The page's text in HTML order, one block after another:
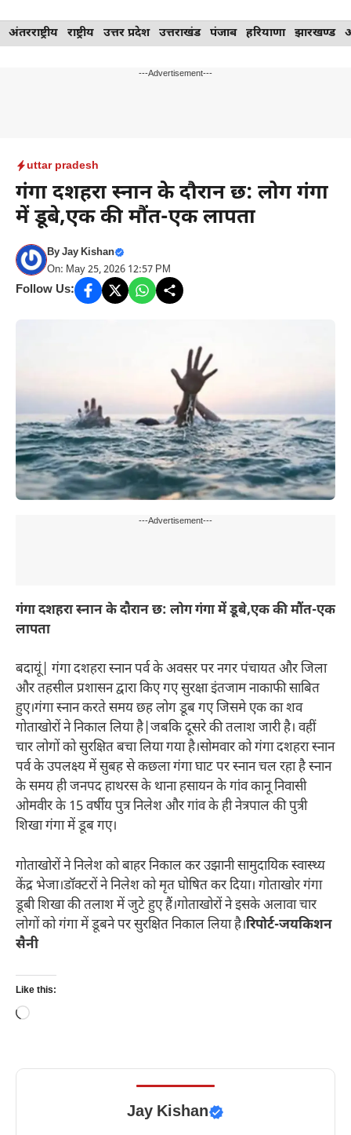
Skip
to
अंतरराष्ट्रीय राष्ट्रीय उत्तर प्रदेश उत्तराखंड पंजाब हरियाणा झारखण्ड
---Advertisement---
uttar pradesh
गंगा दशहरा स्नान के दौरान छ: लोग गंगा
में डूबे,एक की मौंत-एक लापता
ByJay Kishan
On: May 25, 2026 12:57 PM
Follow Us:
---Advertisement---
गंगा दशहरा स्नान के दौरान छ: लोग गंगा में डूबे,एक की मौंत-एक
लापता
बदायूं| गंगा दशहरा स्नान पर्व के अवसर पर नगर पंचायत और जिला
और तहसील प्रशासन द्वारा किए गए सुरक्षा इंतजाम नाकाफी साबित
हुए।गंगा स्नान करते समय छह लोग डूब गए जिसमे एक का शव
गोताखोरों ने निकाल लिया है|जबकि दूसरे की तलाश जारी है। वहीं
चार लोगों को सुरक्षित बचा लिया गया है।सोमवार को गंगा दशहरा स्नान
पर्व के उपलक्ष्य में सुबह से कछला गंगा घाट पर स्नान चल रहा है स्नान
के समय ही जनपद हाथरस के थाना हसायन के गांव कानू निवासी
ओमवीर के 15 वर्षीय पुत्र निलेश और गांव के ही नेत्रपाल की पुत्री
शिखा गंगा में डूब गए।
गोताखोरों ने निलेश को बाहर निकाल कर उझानी सामुदायिक स्वास्थ्य
केंद्र भेजा।डॉक्टरों ने निलेश को मृत घोषित कर दिया। गोताखोर गंगा
डूबी शिखा की तलाश में जुटे हुए हैं।गोताखोरों ने इसके अलावा चार
लोगों को गंगा में डूबने पर सुरक्षित निकाल लिया है।रिपोर्ट-जयकिशन
सैनी
Like this:
Loading…
Jay Kishan